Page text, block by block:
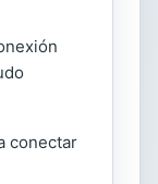
conectar